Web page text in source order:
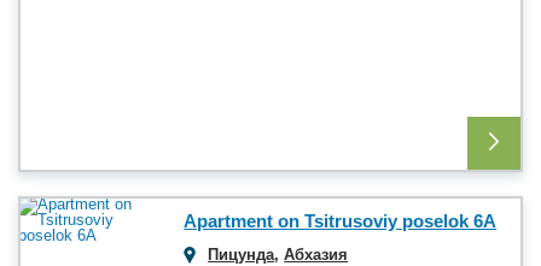
Apartment on Tsitrusoviy poselok 6A
Пицунда,Абхазия